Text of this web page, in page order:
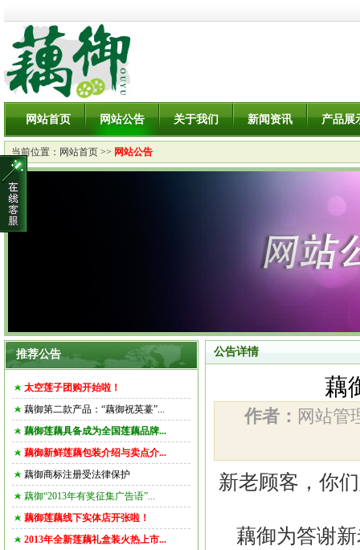
网站首页 网站公告 关于我们 新闻资讯 产品展
当前位置： 网站首页 >> 网站公告
推荐公告
太空莲子团购开始啦！
藕御第二款产品：“藕御祝英薹”...
藕御莲藕具备成为全国莲藕品牌...
藕御新鲜莲藕包装介绍与卖点介...
藕御商标注册受法律保护
藕御“2013年有奖征集广告语”...
藕御莲藕线下实体店开张啦！
2013年全新莲藕礼盒装火热上市...
公告详情
藕
作者： 网站
新老顾客，你
藕御为答谢